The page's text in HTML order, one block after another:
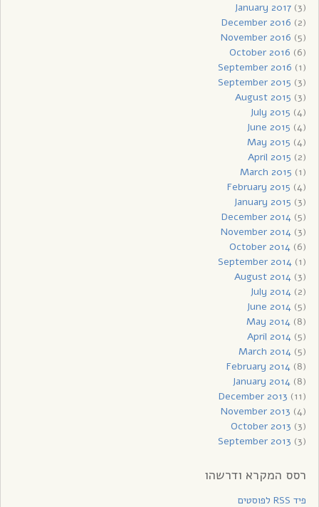
January 2017(3)
December 2016 (2)
November 2016 (5)
October 2016 (6)
September 2016 (1)
September 2015 (3)
August 2015 (3)
July 2015 (4)
June 2015 (4)
May 2015 (4)
April 2015 (2)
March 2015 (1)
February 2015 (4)
January 2015 (3)
December 2014(5)
November 2014(3)
October 2014(6)
September 2014(1)
August 2014(3)
July 2014(2)
June 2014(5)
May 2014(8)
April 2014(5)
March 2014(5)
February 2014(8)
January 2014(8)
December 2013 (11)
November 2013 (4)
October 2013 (3)
September 2013 (3)
רסס המקרא ודרשהו
פיד RSS לפוסטים